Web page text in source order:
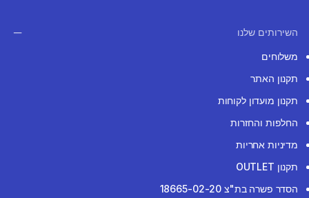
השירותים שלנו
משלוחים
תקנון האתר
תקנון מועדון לקוחות
החלפות והחזרות
מדיניות אחריות
תקנון OUTLET
הסדר פשרה בת"צ 18665-02-20